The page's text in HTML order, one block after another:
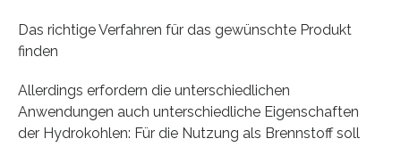
Das richtige Verfahren für das gewünschte Produkt
finden
Allerdings erfordern die unterschiedlichen
Anwendungen auch unterschiedliche Eigenschaften
der Hydrokohlen: Für die Nutzung als Brennstoff soll